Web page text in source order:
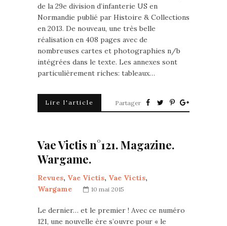
de la 29e division d’infanterie US en
Normandie publié par Histoire & Collections
en 2013. De nouveau, une très belle
réalisation en 408 pages avec de
nombreuses cartes et photographies n/b
intégrées dans le texte. Les annexes sont
particulièrement riches: tableaux…
Lire l'article Partager
Vae Victis n°121. Magazine.
Wargame.
Revues, Vae Victis, Vae Victis,
Wargame
10 mai 2015
Le dernier… et le premier ! Avec ce numéro
121, une nouvelle ère s’ouvre pour « le